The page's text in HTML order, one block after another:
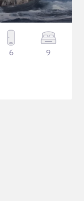
6 9